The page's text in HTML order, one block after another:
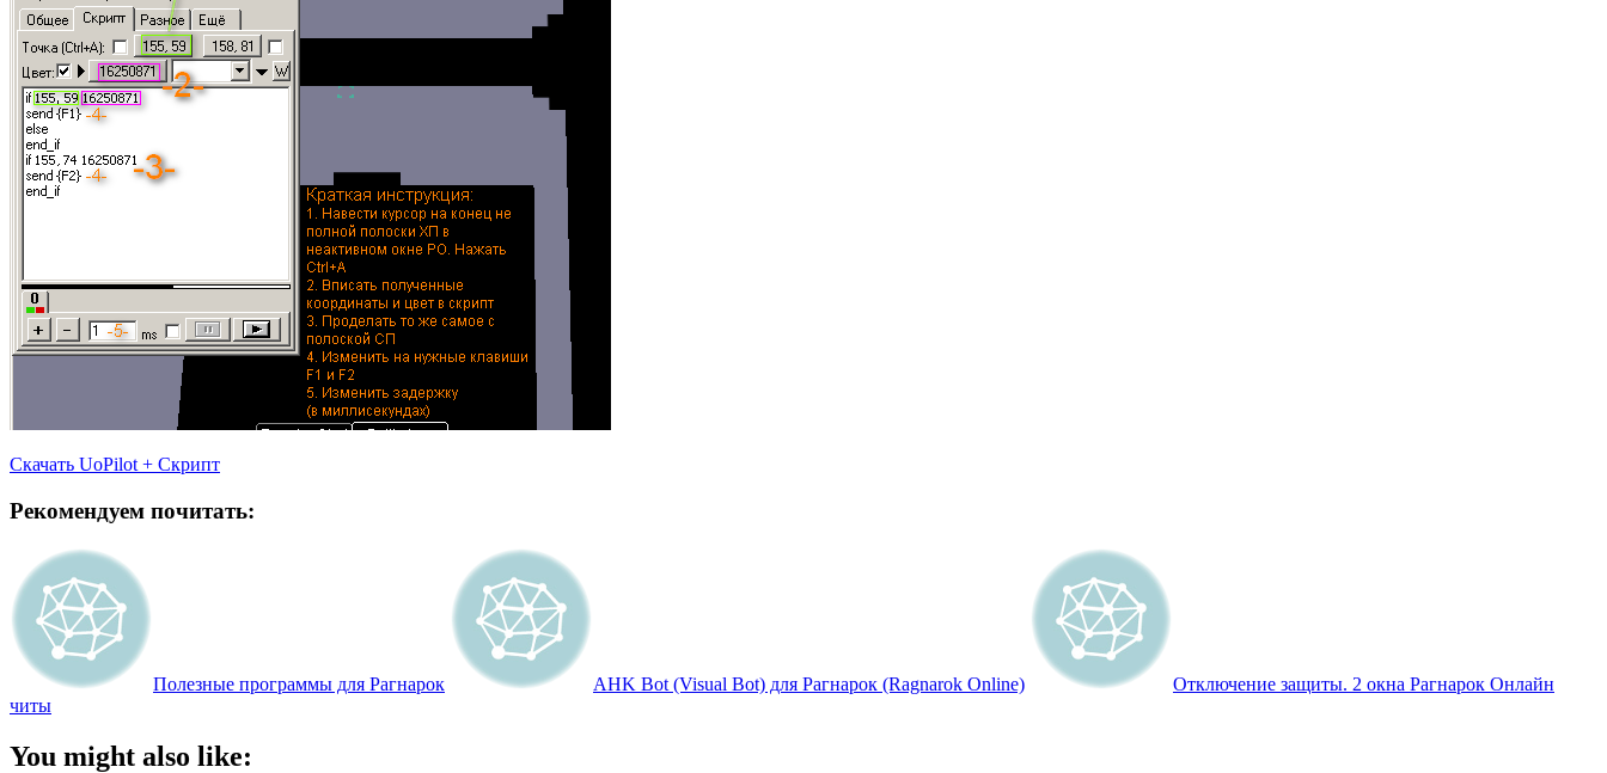
Скачать UoPilot + Скрипт
Рекомендуем почитать:
Полезные программы для Рагнарок AHK Bot (Visual Bot) для Рагнарок (Ragnarok Online)
Отключение защиты. 2 окна Рагнарок Онлайн
читы
You might also like: